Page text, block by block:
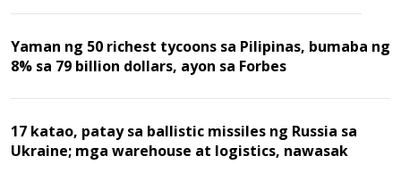
Yaman ng 50 richest tycoons sa Pilipinas, bumaba ng
8% sa 79 billion dollars, ayon sa Forbes
17 katao, patay sa ballistic missiles ng Russia sa
Ukraine; mga warehouse at logistics, nawasak